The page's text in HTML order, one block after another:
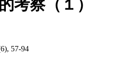
考察（１）
57-94